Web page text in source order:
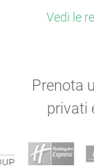
Vedi le
Prenota
privati